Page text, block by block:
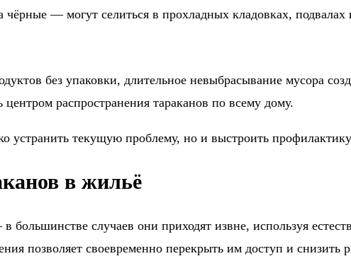
— могут селиться в прохладных кладовках,
без упаковки, длительное невыбрасывание мусора
распространения тараканов по всему дому.
устранить текущую проблему, но и выстроить
в жильё
большинстве случаев они приходят извне, используя
позволяет своевременно перекрыть им доступ и снизить